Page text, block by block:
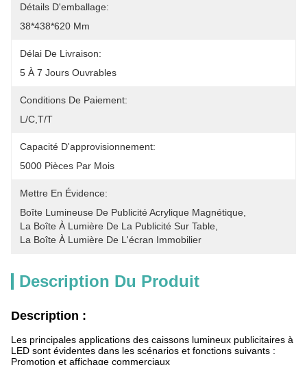
Détails D'emballage:
38*438*620 Mm
Délai De Livraison:
5 À 7 Jours Ouvrables
Conditions De Paiement:
L/C,T/T
Capacité D'approvisionnement:
5000 Pièces Par Mois
Mettre En Évidence:
Boîte Lumineuse De Publicité Acrylique Magnétique
La Boîte À Lumière De La Publicité Sur Table
La Boîte À Lumière De L'écran Immobilier
Description Du Produit
Description :
Les principales applications des caissons lumineux publicitaires à
LED sont évidentes dans les scénarios et fonctions suivants :
Promotion et affichage commerciaux